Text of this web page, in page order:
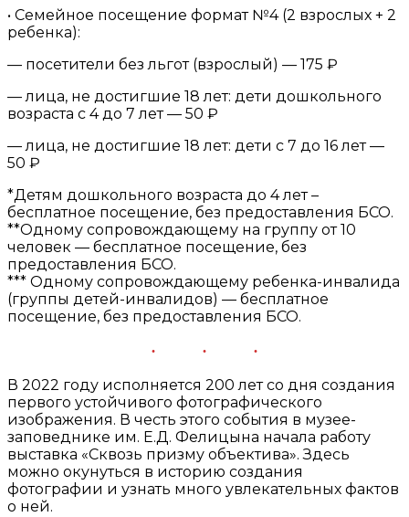
• Семейное посещение формат №4 (2 взрослых + 2
ребенка):
— посетители без льгот (взрослый) — 175 ₽
— лица, не достигшие 18 лет: дети дошкольного
возраста с 4 до 7 лет — 50 ₽
— лица, не достигшие 18 лет: дети с 7 до 16 лет —
50 ₽
*Детям дошкольного возраста до 4 лет –
бесплатное посещение, без предоставления БСО.
**Одному сопровождающему на группу от 10
человек — бесплатное посещение, без
предоставления БСО.
*** Одному сопровождающему ребенка-инвалида
(группы детей-инвалидов) — бесплатное
посещение, без предоставления БСО.
В 2022 году исполняется 200 лет со дня создания
первого устойчивого фотографического
изображения. В честь этого события в музее-
заповеднике им. Е.Д. Фелицына начала работу
выставка «Сквозь призму объектива». Здесь
можно окунуться в историю создания
фотографии и узнать много увлекательных фактов
о ней.